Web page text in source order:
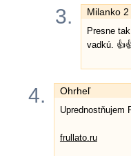
3. Milanko
Presne
vadkú.
4. Ohrheľ
Uprednostňujem
frullato.ru